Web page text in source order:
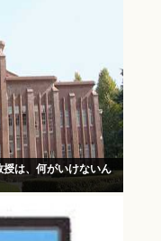
は、何がいけないん